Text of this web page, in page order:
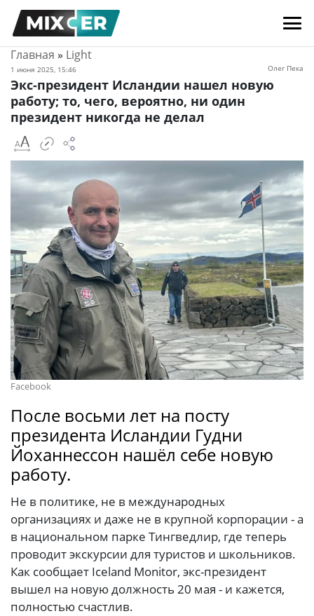
Главная » Light
1 июня 2025, 15:46 Олег Пека
Экс-президент Исландии нашел новую
работу; то, чего, вероятно, ни один
президент никогда не делал
Facebook
После восьми лет на посту
президента Исландии Гудни
Йоханнессон нашёл себе новую
работу.
Не в политике, не в международных
организациях и даже не в крупной корпорации - а
в национальном парке Тингведлир, где теперь
проводит экскурсии для туристов и школьников.
Как сообщает Iceland Monitor, экс-президент
вышел на новую должность 20 мая - и кажется,
полностью счастлив.